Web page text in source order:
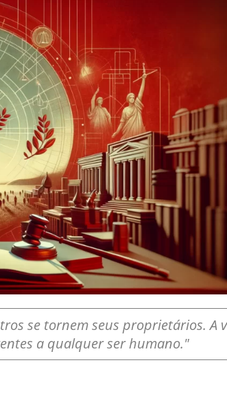
se tornem seus proprietários. A
a qualquer ser humano."